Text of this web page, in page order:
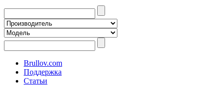
Brullov.com
Поддержка
Статьи